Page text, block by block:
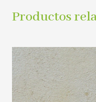
Productos